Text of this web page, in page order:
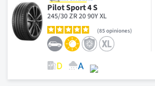
Pilot Sport 4 S
245/30 ZR 20 90Y XL
85 opiniones